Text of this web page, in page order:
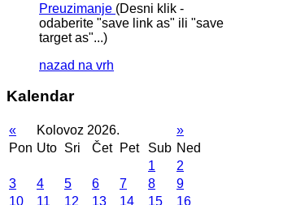
Preuzimanje (Desni klik -
odaberite "save link as" ili "save
target as"...)
nazad na vrh
Kalendar
« Kolovoz 2026.
»
Pon Uto Sri Čet Pet Sub Ned
1
2
3
4 5 6 7 8
9
10
11 12 13 14 15
16